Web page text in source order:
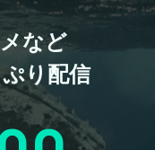
など
り配信